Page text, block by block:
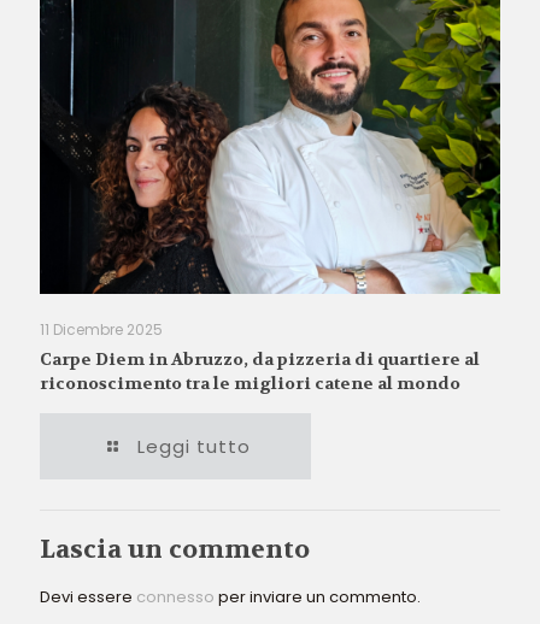
11 Dicembre 2025
Carpe Diem in Abruzzo, da pizzeria di quartiere al
riconoscimento tra le migliori catene al mondo
Leggi tutto
Lascia un commento
Devi essere connesso per inviare un commento.